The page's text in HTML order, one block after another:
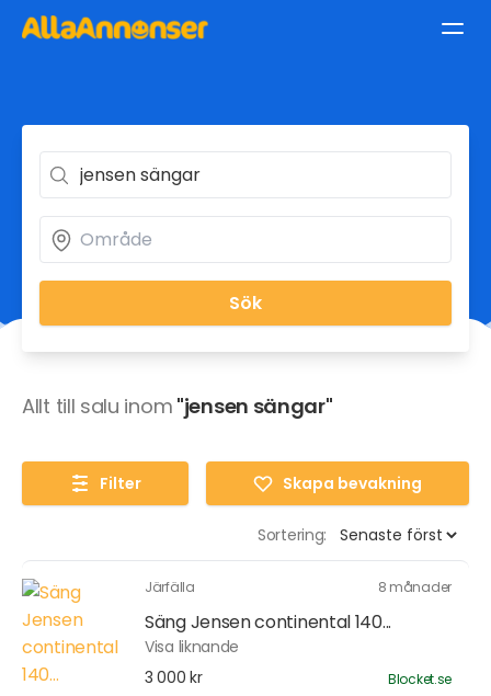
Sök
Allt till salu inom "jensen sängar"
Filter Skapa bevakning
Sortering:
Järfälla 8 månader
Säng Jensen continental 140...
Visa liknande
3 000 kr
Blocket.se